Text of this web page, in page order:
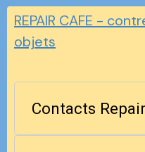
REPAIR CAFE -
objets
Contacts